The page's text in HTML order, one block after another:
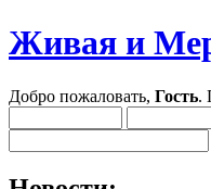
Живая и
Добро пожаловать, Гость.